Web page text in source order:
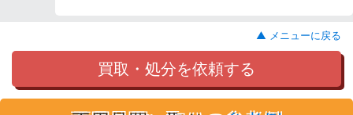
▲ メニューに戻る
買取・処分を依頼する